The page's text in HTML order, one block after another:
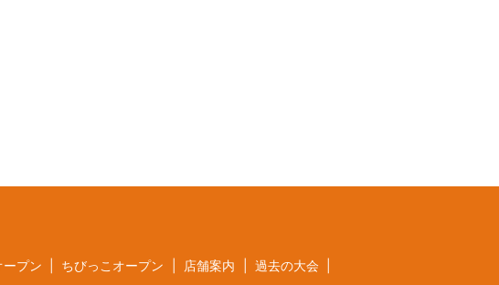
ープン ちびっこオープン 店舗案内
過去の大会